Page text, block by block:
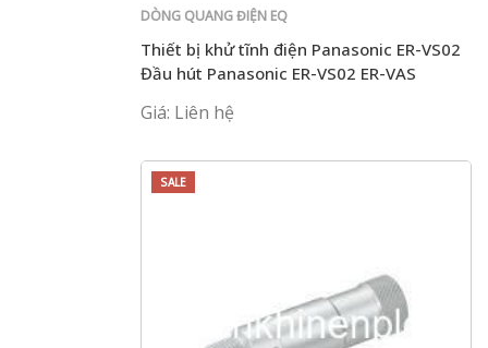
DÒNG QUANG ĐIỆN EQ
Thiết bị khử tĩnh điện Panasonic ER-VS02
Đầu hút Panasonic ER-VS02 ER-VAS
Giá: Liên hệ
SALE